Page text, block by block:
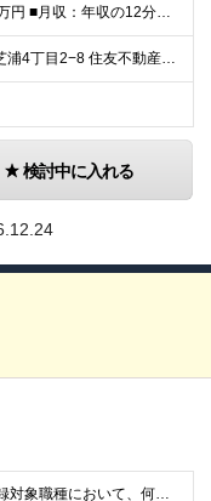
■年収：600万円〜900万円 ■月収：年収の12分割分を支給 月収下限50万円/基本給369,930円・みなし残業代45時間分/130,070円 月収上限75万円/基本給554,910円・みなし残業
■本社勤務 東京都港区芝浦4丁目2−8 住友不動産三田ファーストビル5階 (変更の範囲)上記を除く当社関連勤務地
検討中に入れる
◆ポジションマッチ登録対象職種において、何かしらの知識・経験を有する方